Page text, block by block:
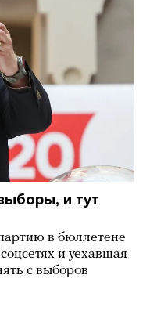
и тут
в бюллетене
и уехавшая
с выборов